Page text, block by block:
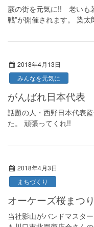
蕨の街を元気に!! 老いも
戦”が開催されます。 染
2018年4月13日
みんなを元気に
がんばれ日本代表
話題の人・西野日本代表
た。 頑張ってくれ!!
2018年4月3日
まちづくり
オーケーズ桜まつ
当社影山がバンドマスタ